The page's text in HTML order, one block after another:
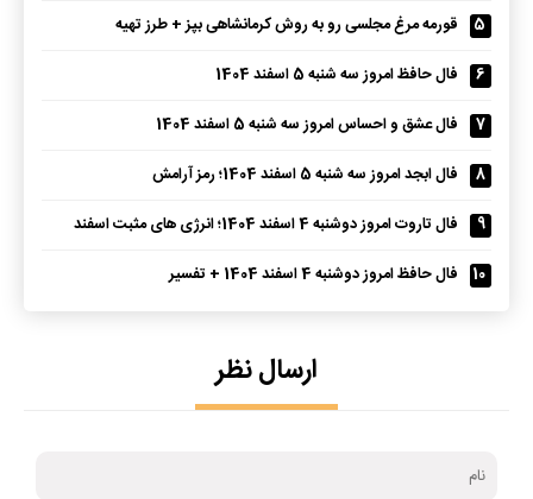
5
قورمه مرغ مجلسی رو به روش کرمانشاهی بپز + طرز تهیه
6
فال حافظ امروز سه شنبه 5 اسفند 1404
7
فال عشق و احساس امروز سه شنبه 5 اسفند 1404
8
فال ابجد امروز سه شنبه 5 اسفند 1404؛ رمز آرامش
9
فال تاروت امروز دوشنبه 4 اسفند 1404؛ انرژی های مثبت اسفند
10
فال حافظ امروز دوشنبه 4 اسفند 1404 + تفسیر
ارسال نظر